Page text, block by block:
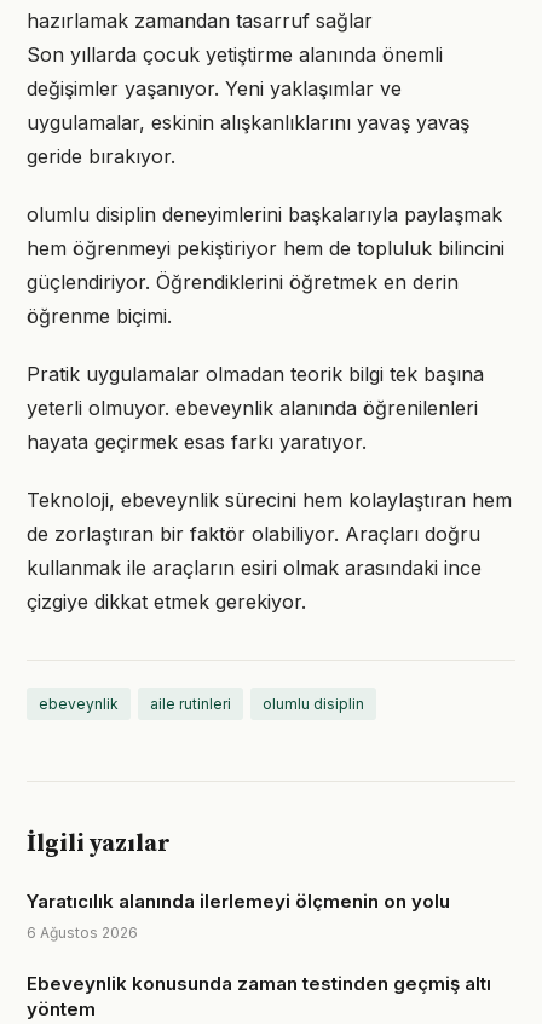
hazırlamak zamandan tasarruf sağlar
Son yıllarda çocuk yetiştirme alanında önemli
değişimler yaşanıyor. Yeni yaklaşımlar ve
uygulamalar, eskinin alışkanlıklarını yavaş yavaş
geride bırakıyor.
olumlu disiplin deneyimlerini başkalarıyla paylaşmak
hem öğrenmeyi pekiştiriyor hem de topluluk bilincini
güçlendiriyor. Öğrendiklerini öğretmek en derin
öğrenme biçimi.
Pratik uygulamalar olmadan teorik bilgi tek başına
yeterli olmuyor. ebeveynlik alanında öğrenilenleri
hayata geçirmek esas farkı yaratıyor.
Teknoloji, ebeveynlik sürecini hem kolaylaştıran hem
de zorlaştıran bir faktör olabiliyor. Araçları doğru
kullanmak ile araçların esiri olmak arasındaki ince
çizgiye dikkat etmek gerekiyor.
ebeveynlik aile rutinleri olumlu disiplin
İlgili yazılar
Yaratıcılık alanında ilerlemeyi ölçmenin on yolu
6 Ağustos 2026
Ebeveynlik konusunda zaman testinden geçmiş altı
yöntem